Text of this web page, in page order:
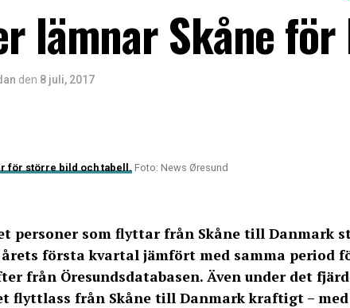
lämnar Skåne för
den 8 juli, 2017
för större bild och tabell. Foto: News Øresund
personer som flyttar från Skåne till Danmark
första kvartal jämfört med samma period
från Öresundsdatabasen. Även under det
flyttlass från Skåne till Danmark kraftigt – med